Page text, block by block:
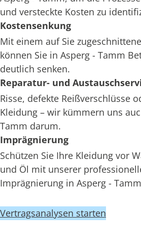
und versteckte Kosten zu
Kostensenkung
Mit einem auf Sie
können Sie in Asperg - Tamm
deutlich senken.
Reparatur- und
Risse, defekte Reißverschlüsse
Kleidung – wir kümmern uns
Tamm darum.
Imprägnierung
Schützen Sie Ihre Kleidung vor
und Öl mit unserer
Imprägnierung in Asperg -
Vertragsanalysen starten